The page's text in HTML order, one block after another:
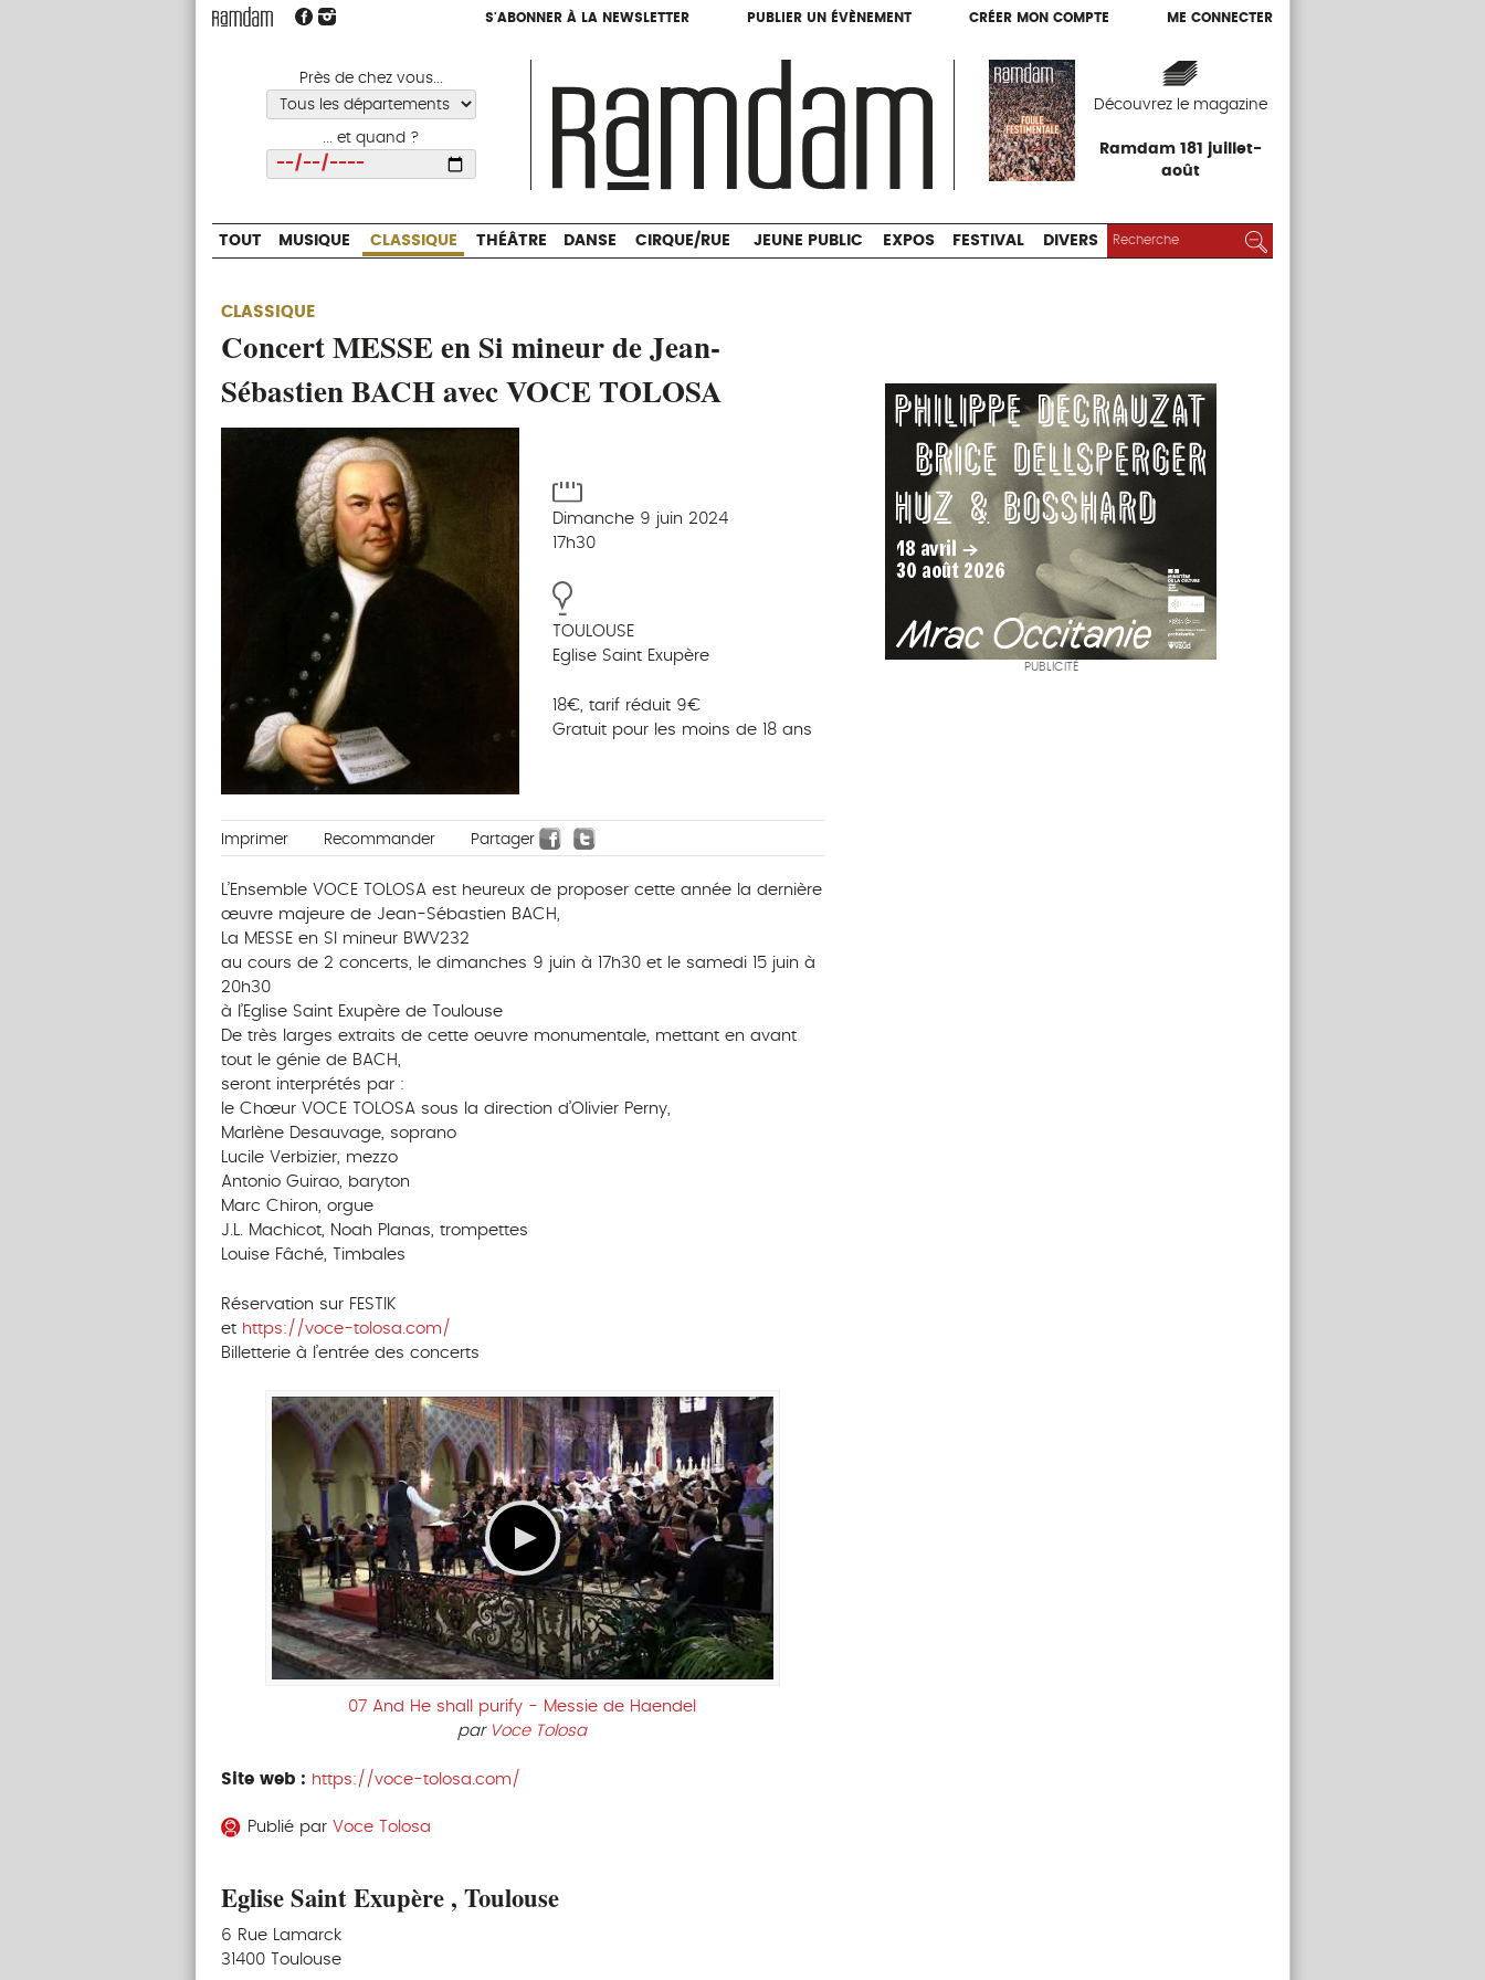
S'ABONNER À LA NEWSLETTER PUBLIER UN ÉVÈNEMENT CRÉER MON COMPTE ME CONNECTER
Près de chez vous...
... et quand ?
Découvrez le magazine
Ramdam 181 juillet-
août
S'ABONNER À LA NEWSLETTER PUBLIER UN ÉVÈNEMENT CRÉER MON COMPTE ME CONNECTER
CIRQUE/RUE JEUNE PUBLIC EXPOS
TOUT MUSIQUE CLASSIQUE THÉÂTRE DANSE CIRQUE/RUE JEUNE PUBLIC EXPOS FESTIVAL DIVERS RECHERCHER :
CLASSIQUE
Concert MESSE en Si mineur de Jean-
Sébastien BACH avec VOCE TOLOSA
Dimanche 9 juin 2024
17h30
TOULOUSE
Eglise Saint Exupère
18€, tarif réduit 9€
Gratuit pour les moins de 18 ans
Imprimer Recommander Partager
L’Ensemble VOCE TOLOSA est heureux de proposer cette année la dernière
œuvre majeure de Jean-Sébastien BACH,
La MESSE en SI mineur BWV232
au cours de 2 concerts, le dimanches 9 juin à 17h30 et le samedi 15 juin à
20h30
à l’Eglise Saint Exupère de Toulouse
De très larges extraits de cette oeuvre monumentale, mettant en avant
tout le génie de BACH,
seront interprétés par :
le Chœur VOCE TOLOSA sous la direction d’Olivier Perny,
Marlène Desauvage, soprano
Lucile Verbizier, mezzo
Antonio Guirao, baryton
Marc Chiron, orgue
J.L. Machicot, Noah Planas, trompettes
Louise Fâché, Timbales
Réservation sur FESTIK
et https://voce-tolosa.com/
Billetterie à l’entrée des concerts
07 And He shall purify - Messie de Haendel
par Voce Tolosa
Site web : https://voce-tolosa.com/
Publié par Voce Tolosa
Eglise Saint Exupère , Toulouse
6 Rue Lamarck
31400 Toulouse
PUBLICITÉ